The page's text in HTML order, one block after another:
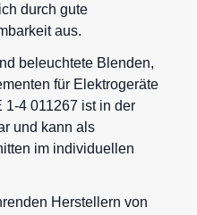
durch gute
aus.
beleuchtete Blenden,
für Elektrogeräte
1-4 011267 ist in der
und kann als
im individuellen
Herstellern von